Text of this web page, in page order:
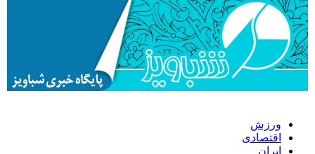
ورزش
اقتصادی
ایران